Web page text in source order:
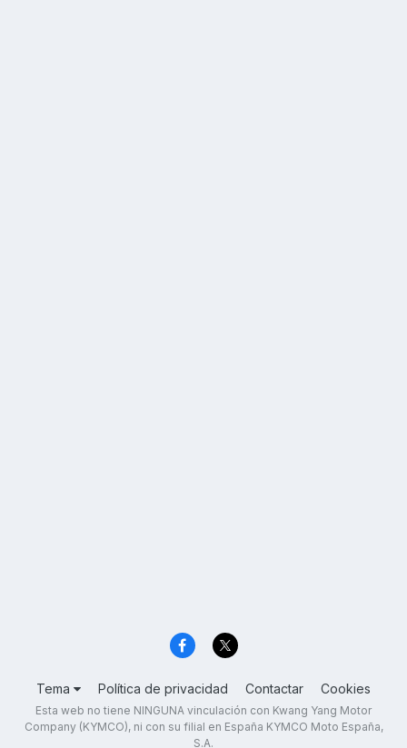
Tema Política de privacidad Contactar Cookies
Esta web no tiene NINGUNA vinculación con Kwang Yang Motor
Company (KYMCO), ni con su filial en España KYMCO Moto España,
S.A.